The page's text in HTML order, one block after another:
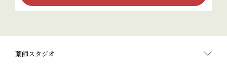
薬師スタジオ